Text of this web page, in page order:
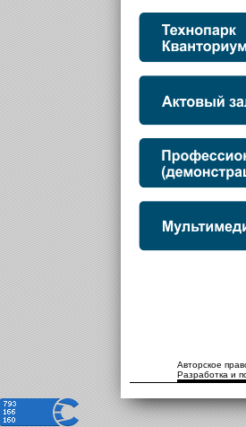
Авторское
Разработка и